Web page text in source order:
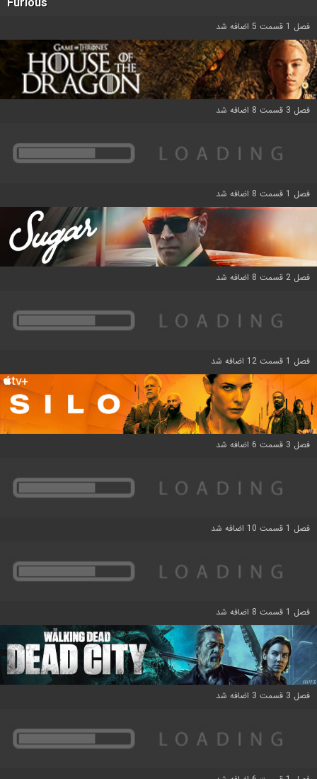
فصل 1 قسمت 5 اضافه شد
فصل 3 قسمت 8 اضافه شد
فصل 1 قسمت 8 اضافه شد
فصل 2 قسمت 8 اضافه شد
فصل 1 قسمت 12 اضافه شد
فصل 3 قسمت 6 اضافه شد
فصل 1 قسمت 10 اضافه شد
فصل 1 قسمت 8 اضافه شد
فصل 3 قسمت 3 اضافه شد